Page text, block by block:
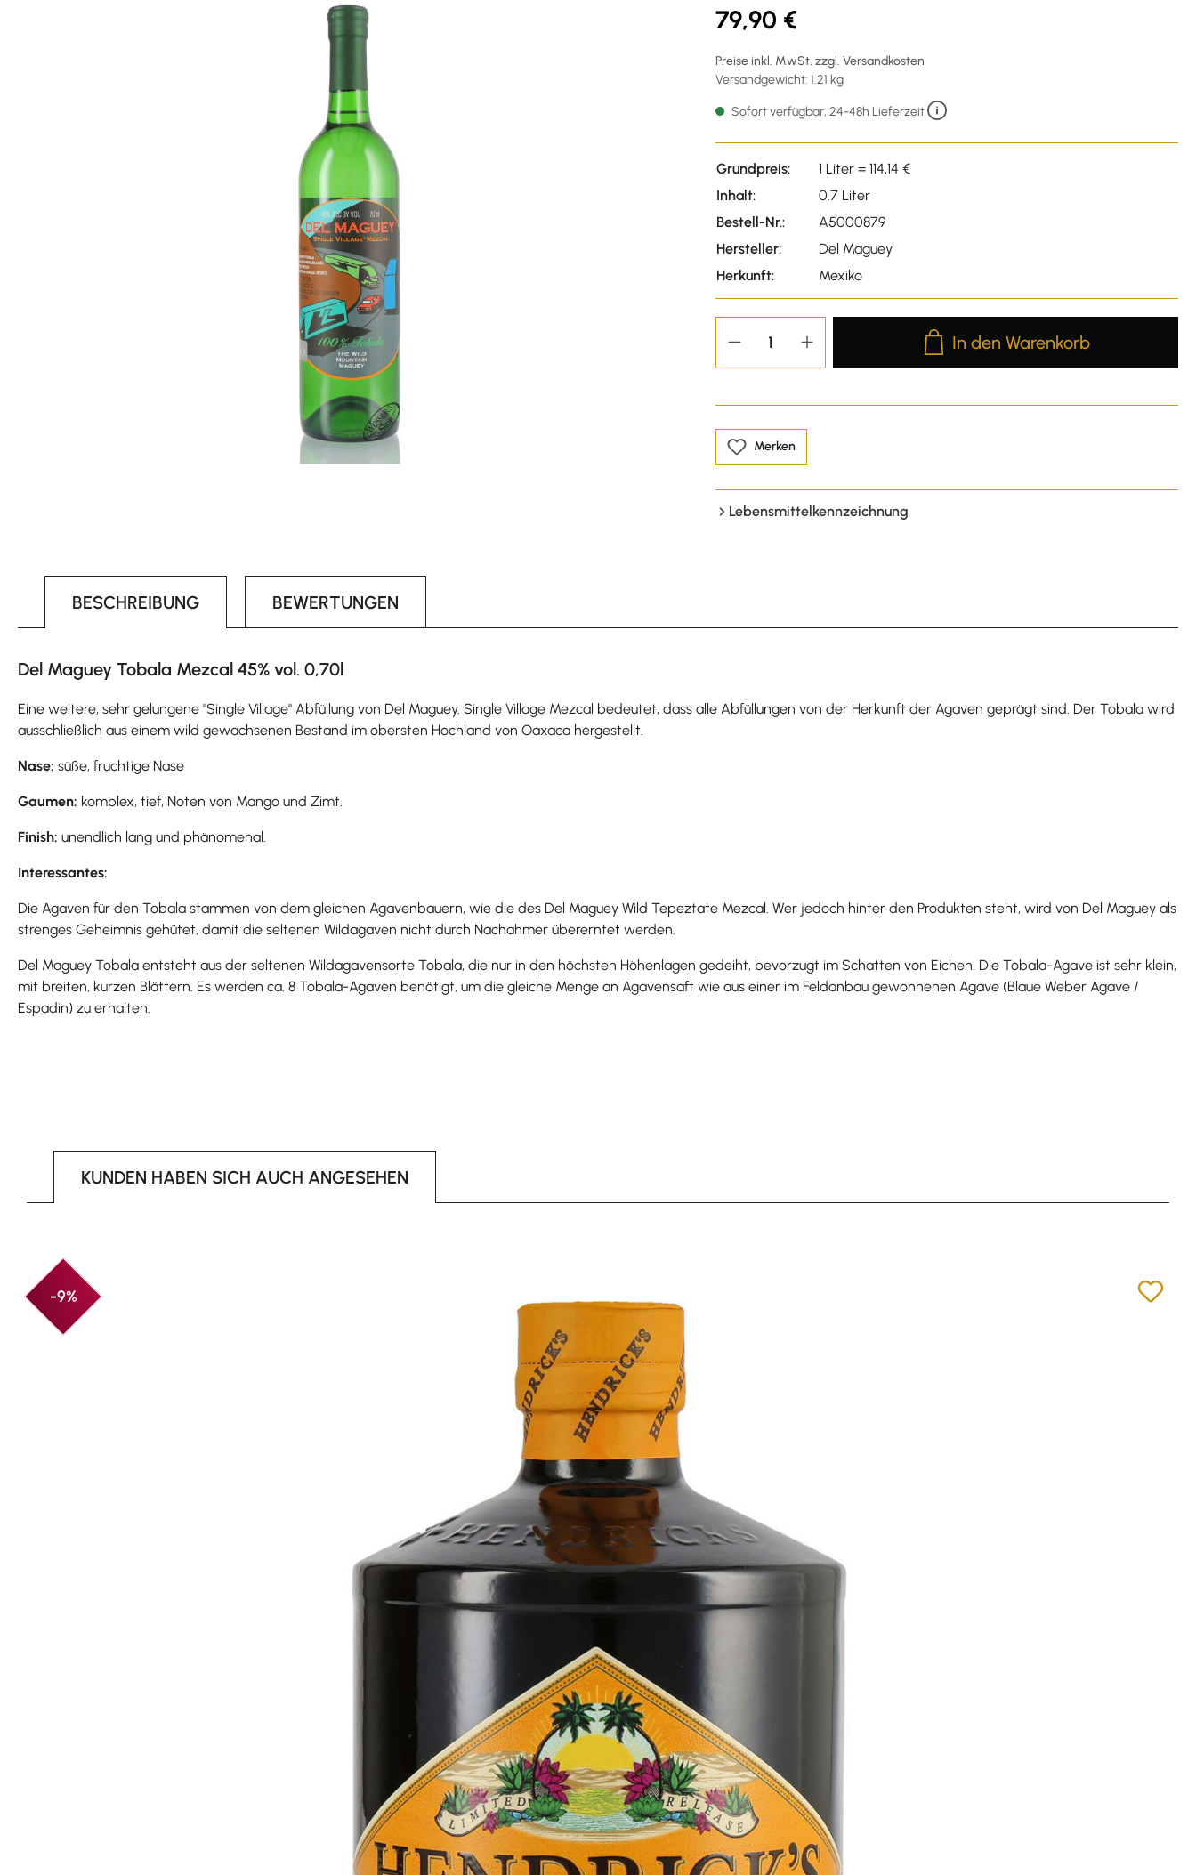
79,90 €
Preise inkl. MwSt. zzgl. Versandkosten
Versandgewicht: 1.21 kg
Sofort verfügbar, 24-48h Lieferzeit
Grundpreis:
1 Liter = 114,14 €
Inhalt:
0.7 Liter
Bestell-Nr.:
A5000879
Hersteller:
Del Maguey
Herkunft:
Mexiko
Produkt Anzahl: Gib den
In den Warenkorb
Merken
Lebensmittelkennzeichnung
BESCHREIBUNG BEWERTUNGEN
Del Maguey Tobala Mezcal 45% vol. 0,70l
Eine weitere, sehr gelungene "Single Village" Abfüllung von Del Maguey. Single Village Mezcal bedeutet, dass alle Abfüllungen von der Herkunft der Agaven geprägt sind. Der Tobala wird
ausschließlich aus einem wild gewachsenen Bestand im obersten Hochland von Oaxaca hergestellt.
Nase: süße, fruchtige Nase
Gaumen: komplex, tief, Noten von Mango und Zimt.
Finish: unendlich lang und phänomenal.
Interessantes:
Die Agaven für den Tobala stammen von dem gleichen Agavenbauern, wie die des Del Maguey Wild Tepeztate Mezcal. Wer jedoch hinter den Produkten steht, wird von Del Maguey als
strenges Geheimnis gehütet, damit die seltenen Wildagaven nicht durch Nachahmer übererntet werden.
Del Maguey Tobala entsteht aus der seltenen Wildagavensorte Tobala, die nur in den höchsten Höhenlagen gedeiht, bevorzugt im Schatten von Eichen. Die Tobala-Agave ist sehr klein,
mit breiten, kurzen Blättern. Es werden ca. 8 Tobala-Agaven benötigt, um die gleiche Menge an Agavensaft wie aus einer im Feldanbau gewonnenen Agave (Blaue Weber Agave /
Espadin) zu erhalten.
KUNDEN HABEN SICH AUCH ANGESEHEN
-9%